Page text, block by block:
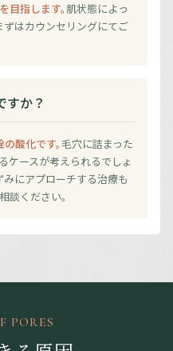
目指します。 肌状態によっ
ずはカウンセリングにてご
すか？
酸化です。毛穴に詰まった
ケースが考えられるでしょ
みにアプローチする治療も
談ください。
PORES